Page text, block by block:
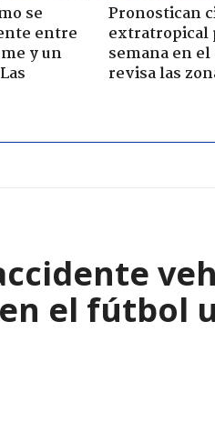
se
entre
y un
Pronostican
extratropical
semana en
revisa las
el fútbol